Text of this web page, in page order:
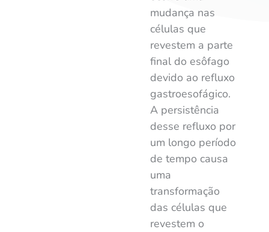
mudança nas
células que
revestem a parte
final do esôfago
devido ao refluxo
gastroesofágico.
A persistência
desse refluxo por
um longo período
de tempo causa
uma
transformação
das células que
revestem o